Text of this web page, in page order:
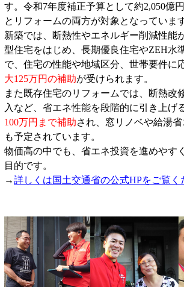
す。令和7年度補正予算として約2,050億
とリフォームの両方が対象となっています
新築では、断熱性やエネルギー削減性能
型住宅をはじめ、長期優良住宅やZEH水
で、住宅の性能や地域区分、世帯要件に
大125万円の補助が受けられます。
また既存住宅のリフォームでは、断熱改
入など、省エネ性能を段階的に引き上げ
100万円まで補助され、窓リノベや給湯
も予定されています。
物価高の中でも、省エネ投資を進めやす
目的です。
→詳しくは国土交通省の公式HPをご覧く